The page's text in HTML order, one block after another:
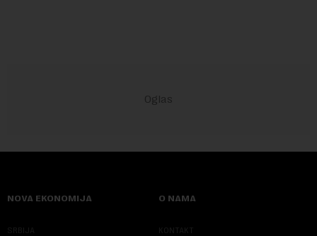
NOVA EKONOMIJA
SRBIJA
O NAMA
KONTAKT